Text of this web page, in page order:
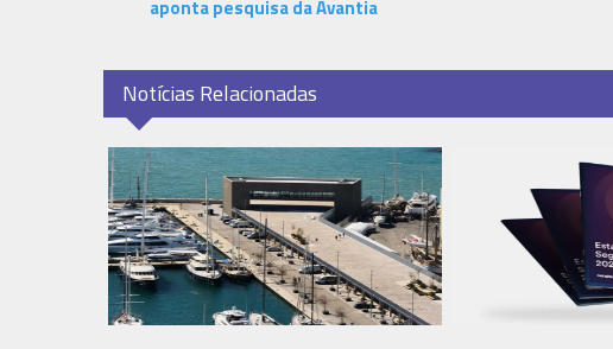
aponta pesquisa da Avantia
Notícias Relacionadas